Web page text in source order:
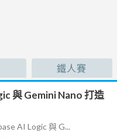
鐵人賽
與 Gemini Nano 打造
AI Logic 與 G...